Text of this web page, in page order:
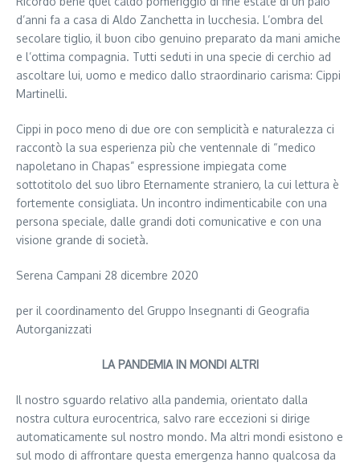
d’anni fa a casa di Aldo Zanchetta in lucchesia. L’ombra del
secolare tiglio, il buon cibo genuino preparato da mani amiche
e l’ottima compagnia. Tutti seduti in una specie di cerchio ad
ascoltare lui, uomo e medico dallo straordinario carisma: Cippi
Martinelli.
Cippi in poco meno di due ore con semplicità e naturalezza ci
raccontò la sua esperienza più che ventennale di “medico
napoletano in Chapas” espressione impiegata come
sottotitolo del suo libro Eternamente straniero, la cui lettura è
fortemente consigliata. Un incontro indimenticabile con una
persona speciale, dalle grandi doti comunicative e con una
visione grande di società.
Serena Campani 28 dicembre 2020
per il coordinamento del Gruppo Insegnanti di Geografia
Autorganizzati
LA PANDEMIA IN MONDI ALTRI
Il nostro sguardo relativo alla pandemia, orientato dalla
nostra cultura eurocentrica, salvo rare eccezioni si dirige
automaticamente sul nostro mondo. Ma altri mondi esistono e
sul modo di affrontare questa emergenza hanno qualcosa da